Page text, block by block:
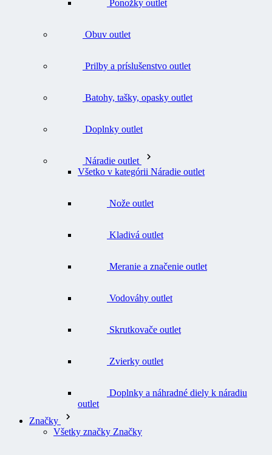
Všetky značky Značky